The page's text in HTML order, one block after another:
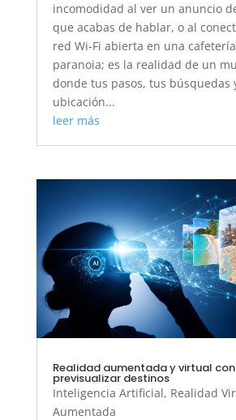
incomodidad al ver un anuncio
que acabas de hablar, o al
red Wi-Fi abierta en una
paranoia; es la realidad de un
donde tus pasos, tus búsquedas
ubicación...
leer más
Realidad aumentada y virtual
previsualizar destinos
Inteligencia Artificial, Realidad
Aumentada